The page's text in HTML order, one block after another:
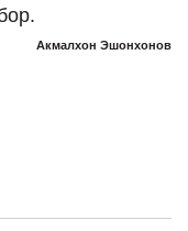
Акмалхон Эшонхонов